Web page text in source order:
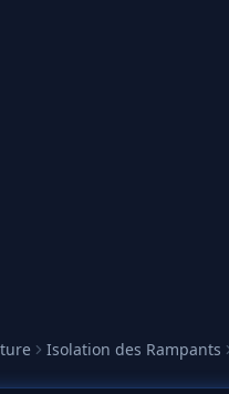
Isolation des Rampants